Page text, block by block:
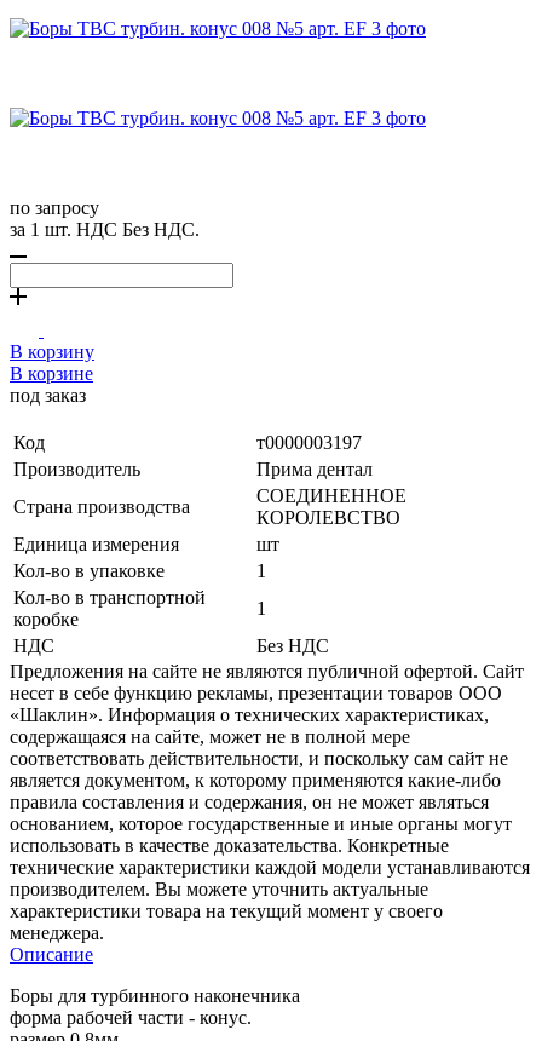
по запросу
за 1 шт. НДС Без НДС.
В корзину
В корзине
под заказ
Код
т0000003197
Производитель
Прима дентал
Страна производства
СОЕДИНЕННОЕ
КОРОЛЕВСТВО
Единица измерения
шт
Кол-во в упаковке
1
Кол-во в транспортной
коробке
1
НДС
Без НДС
Предложения на сайте не являются публичной офертой. Сайт
несет в себе функцию рекламы, презентации товаров ООО
«Шаклин». Информация о технических характеристиках,
содержащаяся на сайте, может не в полной мере
соответствовать действительности, и поскольку сам сайт не
является документом, к которому применяются какие-либо
правила составления и содержания, он не может являться
основанием, которое государственные и иные органы могут
использовать в качестве доказательства. Конкретные
технические характеристики каждой модели устанавливаются
производителем. Вы можете уточнить актуальные
характеристики товара на текущий момент у своего
менеджера.
Описание
Боры для турбинного наконечника
форма рабочей части - конус.